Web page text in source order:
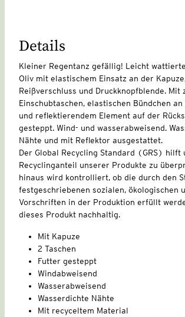
Details
Kleiner Regentanz gefällig! Leicht
Oliv mit elastischem Einsatz an der
Reißverschluss und Druckknopfblende. Mit
Einschubtaschen, elastischen Bündchen
und reflektierendem Element auf der
gesteppt. Wind- und wasserabweisend.
Nähte und mit Reflektor ausgestattet.
Der Global Recycling Standard (GRS) hilft
Recyclinganteil unserer Produkte zu
hinaus wird kontrolliert, ob die durch den
festgeschriebenen sozialen, ökologischen
Vorschriften in der Produktion erfüllt
dieses Produkt nachhaltig.
Mit Kapuze
2 Taschen
Futter gesteppt
Windabweisend
Wasserabweisend
Wasserdichte Nähte
Mit recyceltem Material